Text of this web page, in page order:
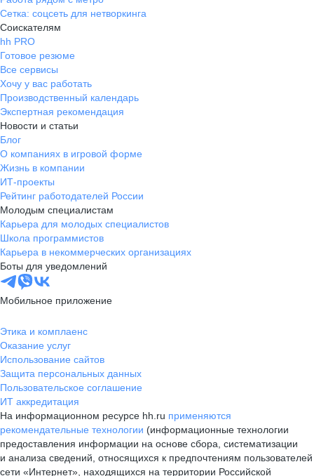
Сетка: соцсеть для нетворкинга
Соискателям
hh PRO
Готовое резюме
Все сервисы
Хочу у вас работать
Производственный календарь
Экспертная рекомендация
Новости и статьи
Блог
О компаниях в игровой форме
Жизнь в компании
ИТ-проекты
Рейтинг работодателей России
Молодым специалистам
Карьера для молодых специалистов
Школа программистов
Карьера в некоммерческих организациях
Боты для уведомлений
Мобильное приложение
Этика и комплаенс
Оказание услуг
Использование сайтов
Защита персональных данных
Пользовательское соглашение
ИТ аккредитация
На информационном ресурсе hh.ru применяются
рекомендательные технологии (информационные технологии
предоставления информации на основе сбора, систематизации
и анализа сведений, относящихся к предпочтениям пользователей
сети «Интернет», находящихся на территории Российской